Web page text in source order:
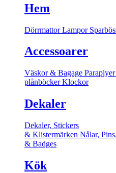
Hem
DörrmattorLampor
Accessoarer
Väskor & Bagage Paraplyer
plånböckerKlockor
Dekaler
Dekaler, Stickers
& Klistermärken Nålar,
& Badges
Kök